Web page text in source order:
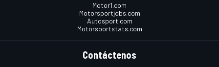
Motor1.com
Motorsportjobs.com
Autosport.com
Motorsportstats.com
Contáctenos